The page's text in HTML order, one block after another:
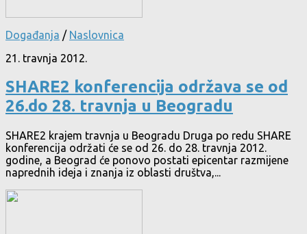
Događanja / Naslovnica
21. travnja 2012.
SHARE2 konferencija održava se od
26.do 28. travnja u Beogradu
SHARE2 krajem travnja u Beogradu Druga po redu SHARE
konferencija održati će se od 26. do 28. travnja 2012.
godine, a Beograd će ponovo postati epicentar razmijene
naprednih ideja i znanja iz oblasti društva,...